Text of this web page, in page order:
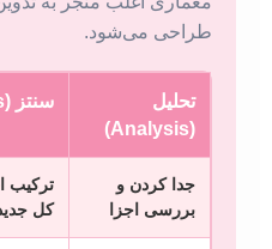
طراحی می‌شود.
تحلیل
(Analysis)
سنتز (Synthesis)
جدا کردن و
بررسی اجزا
ترکیب
کل